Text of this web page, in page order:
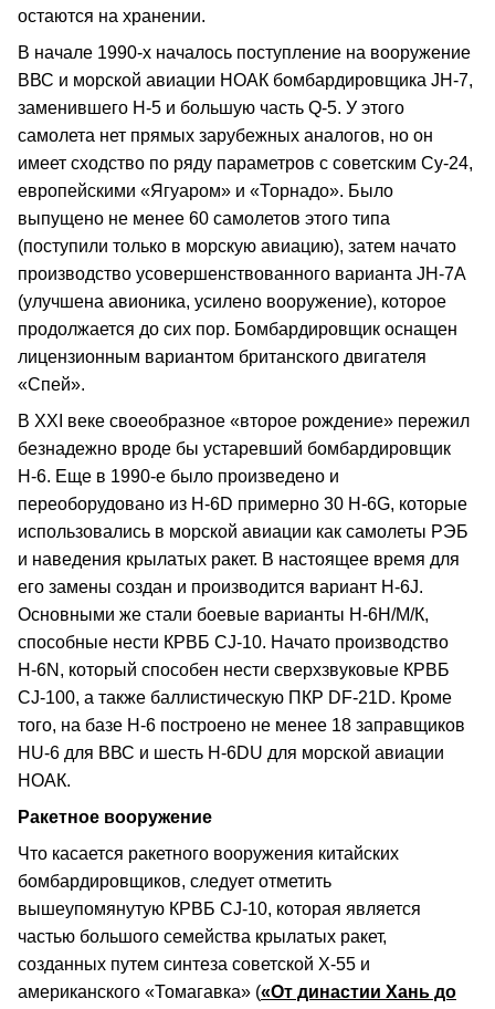
остаются на хранении.
В начале 1990-х началось поступление на вооружение
ВВС и морской авиации НОАК бомбардировщика JH-7,
заменившего Н-5 и большую часть Q-5. У этого
самолета нет прямых зарубежных аналогов, но он
имеет сходство по ряду параметров с советским Су-24,
европейскими «Ягуаром» и «Торнадо». Было
выпущено не менее 60 самолетов этого типа
(поступили только в морскую авиацию), затем начато
производство усовершенствованного варианта JH-7А
(улучшена авионика, усилено вооружение), которое
продолжается до сих пор. Бомбардировщик оснащен
лицензионным вариантом британского двигателя
«Спей».
В ХХI веке своеобразное «второе рождение» пережил
безнадежно вроде бы устаревший бомбардировщик
Н-6. Еще в 1990-е было произведено и
переоборудовано из Н-6D примерно 30 Н-6G, которые
использовались в морской авиации как самолеты РЭБ
и наведения крылатых ракет. В настоящее время для
его замены создан и производится вариант Н-6J.
Основными же стали боевые варианты Н-6Н/М/К,
способные нести КРВБ CJ-10. Начато производство
Н-6N, который способен нести сверхзвуковые КРВБ
CJ-100, а также баллистическую ПКР DF-21D. Кроме
того, на базе Н-6 построено не менее 18 заправщиков
HU-6 для ВВС и шесть Н-6DU для морской авиации
НОАК.
Ракетное вооружение
Что касается ракетного вооружения китайских
бомбардировщиков, следует отметить
вышеупомянутую КРВБ CJ-10, которая является
частью большого семейства крылатых ракет,
созданных путем синтеза советской Х-55 и
американского «Томагавка» («От династии Хань до